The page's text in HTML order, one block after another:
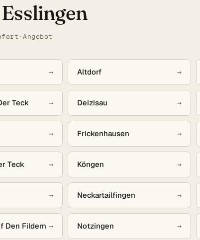
Angebot
→ Altdorf →
Teck → Deizisau →
→ Frickenhausen →
Teck → Köngen →
→ Neckartailfingen →
Den Fildern → Notzingen →